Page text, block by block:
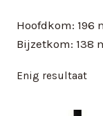
Hoofdkom: 196
Bijzetkom: 138
Enig resultaat